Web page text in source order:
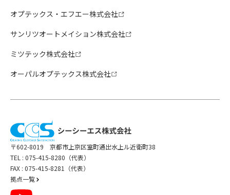
オプテックス・エフエー株式会社
サンリツオートメイション株式会社
ミツテック株式会社
オーパルオプテックス株式会社
〒602-8019 京都市上京区室町通出水上ル近衛町38
TEL : 075-415-8280（代表）
FAX : 075-415-8281（代表）
拠点一覧